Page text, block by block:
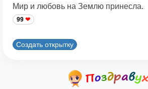
Мир и любовь на Землю принесла.
99
Создать открытку